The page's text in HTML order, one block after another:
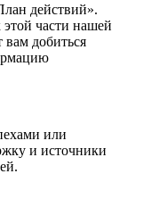
действий».
этой части нашей
добиться
или
и источники